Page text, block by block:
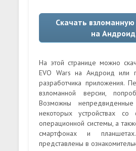
Скачать взломанную
на Андроид
На этой странице можно
EVO Wars на Андроид или
разработчика приложения.
взломанной версии,
Возможны
некоторых устройствах со
операционной системы, а
смартфонах и
представлены в